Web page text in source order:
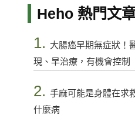
Heho 熱門文
1. 大腸癌早期無症狀！
現、早治療，有機會控制
2. 手麻可能是身體在求
什麼病